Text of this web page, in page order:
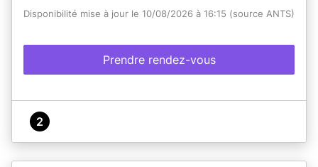
Disponibilité mise à jour le 10/08/2026 à 16:15 (source ANTS)
Prendre rendez-vous
2